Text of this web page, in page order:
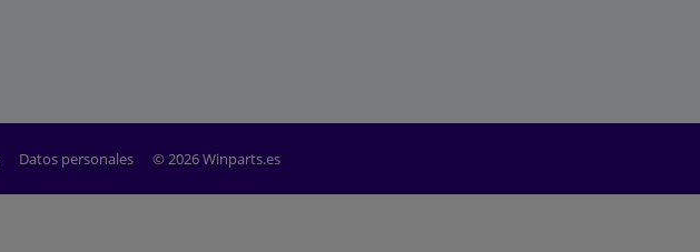
Datos personales © 2026 Winparts.es